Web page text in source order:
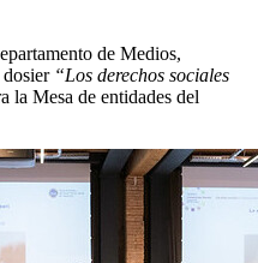
de Medios,
“Los derechos sociales
la Mesa de entidades del